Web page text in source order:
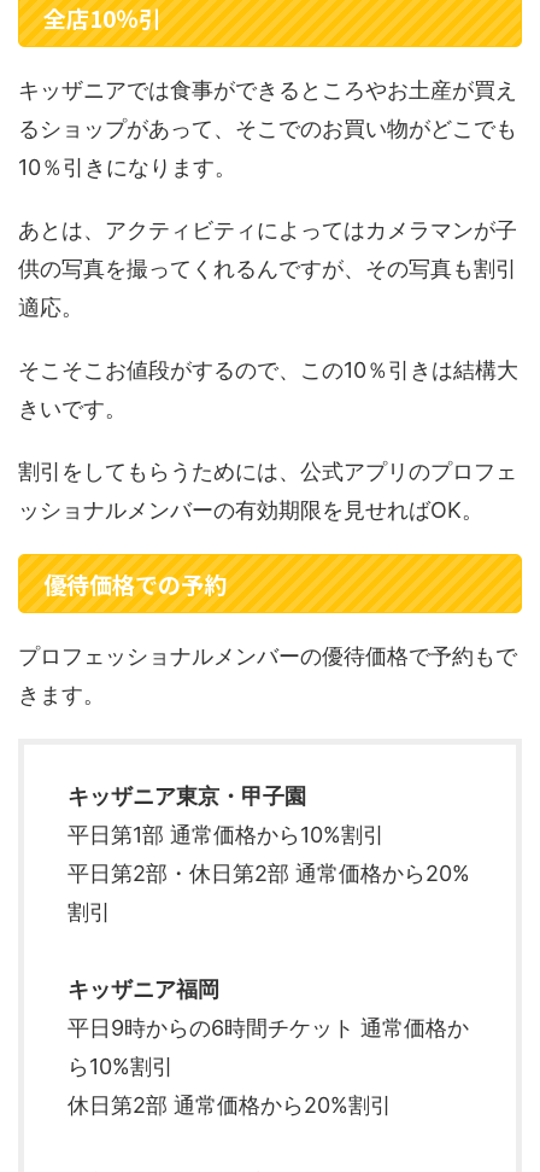
全店10％引
キッザニアでは食事ができるところやお土産が買え
るショップがあって、そこでのお買い物がどこでも
10％引きになります。
あとは、アクティビティによってはカメラマンが子
供の写真を撮ってくれるんですが、その写真も割引
適応。
そこそこお値段がするので、この10％引きは結構大
きいです。
割引をしてもらうためには、公式アプリのプロフェ
ッショナルメンバーの有効期限を見せればOK。
優待価格での予約
プロフェッショナルメンバーの優待価格で予約もで
きます。
キッザニア東京・甲子園
平日第1部 通常価格から10%割引
平日第2部・休日第2部 通常価格から20%
割引
キッザニア福岡
平日9時からの6時間チケット 通常価格か
ら10%割引
休日第2部 通常価格から20%割引